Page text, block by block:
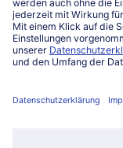
Service
Unternehmen